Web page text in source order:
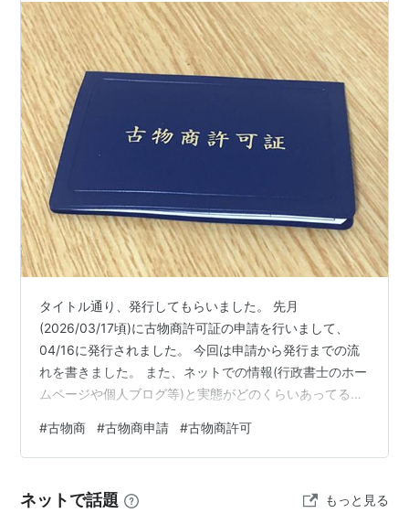
タイトル通り、発行してもらいました。 先月
(2026/03/17頃)に古物商許可証の申請を行いまして、
04/16に発行されました。 今回は申請から発行までの流
れを書きました。 また、ネットでの情報(行政書士のホー
ムページや個人ブログ等)と実態がどのくらいあってる、
報は、あくまで私の地域での話です。そのことを把握し
た上で読んでください。 管轄警察署の場所は伏せます
になる方は、別記事から私のXアカウントに飛び、16日の
#古物商 #古物商申請 #古物商許可
ネットで話題 もっと見る